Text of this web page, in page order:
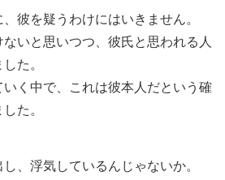
彼を疑うわけにはいきません。
いと思いつつ、彼氏と思われる人
た。
く中で、これは彼本人だという確
た。
、浮気しているんじゃないか。